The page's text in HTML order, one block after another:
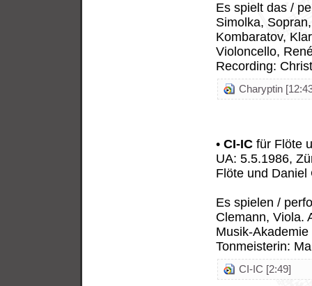
Es spielt das /
Simolka,
Kombaratov,
Violoncello,
Recording:
Charyptin
•CI-IC für Flöte
UA: 5.5.1986,
Flöte und Daniel
Es spielen /
Clemann, Viola.
Musik-
Tonmeisterin:
CI-IC [2:49]